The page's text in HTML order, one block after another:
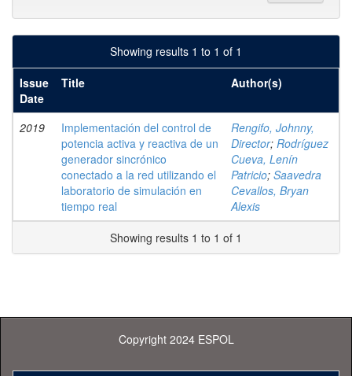
Showing results 1 to 1 of 1
Issue
Date
Title Author(s)
2019
Implementación del control de
potencia activa y reactiva de un
generador sincrónico
conectado a la red utilizando el
laboratorio de simulación en
tiempo real
Rengifo, Johnny,
Director; Rodríguez
Cueva, Lenín
Patricio; Saavedra
Cevallos, Bryan
Alexis
Showing results 1 to 1 of 1
Copyright 2024 ESPOL